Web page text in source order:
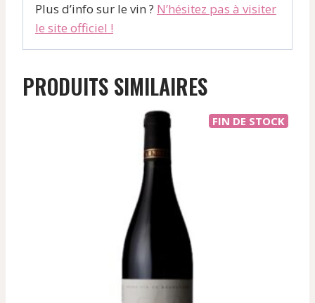
Plus d’info sur le vin ? N’hésitez pas à visiter
le site officiel !
PRODUITS SIMILAIRES
FIN DE STOCK